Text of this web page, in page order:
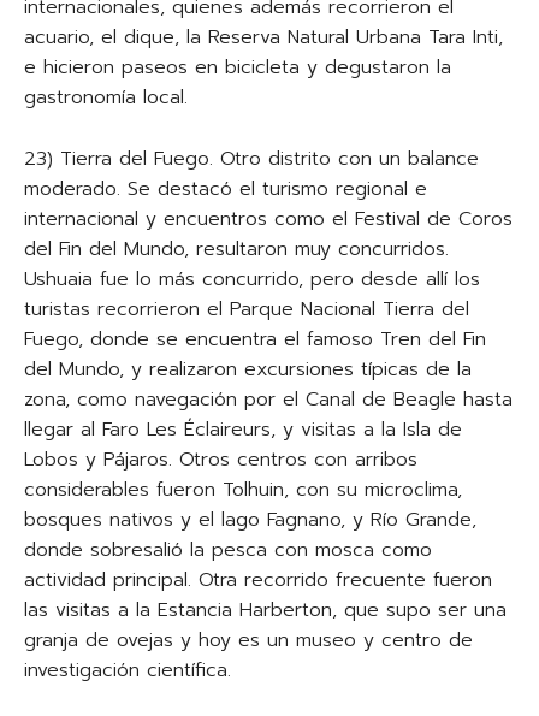
internacionales, quienes además recorrieron el
acuario, el dique, la Reserva Natural Urbana Tara Inti,
e hicieron paseos en bicicleta y degustaron la
gastronomía local.
23) Tierra del Fuego. Otro distrito con un balance
moderado. Se destacó el turismo regional e
internacional y encuentros como el Festival de Coros
del Fin del Mundo, resultaron muy concurridos.
Ushuaia fue lo más concurrido, pero desde allí los
turistas recorrieron el Parque Nacional Tierra del
Fuego, donde se encuentra el famoso Tren del Fin
del Mundo, y realizaron excursiones típicas de la
zona, como navegación por el Canal de Beagle hasta
llegar al Faro Les Éclaireurs, y visitas a la Isla de
Lobos y Pájaros. Otros centros con arribos
considerables fueron Tolhuin, con su microclima,
bosques nativos y el lago Fagnano, y Río Grande,
donde sobresalió la pesca con mosca como
actividad principal. Otra recorrido frecuente fueron
las visitas a la Estancia Harberton, que supo ser una
granja de ovejas y hoy es un museo y centro de
investigación científica.